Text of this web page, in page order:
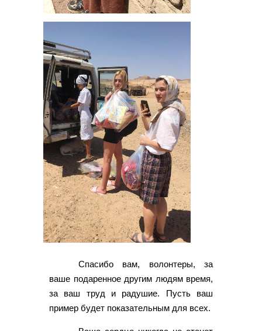
Спасибо вам, волонтеры, за
ваше подаренное другим людям время,
за ваш труд и радушие. Пусть ваш
пример будет показательным для всех.